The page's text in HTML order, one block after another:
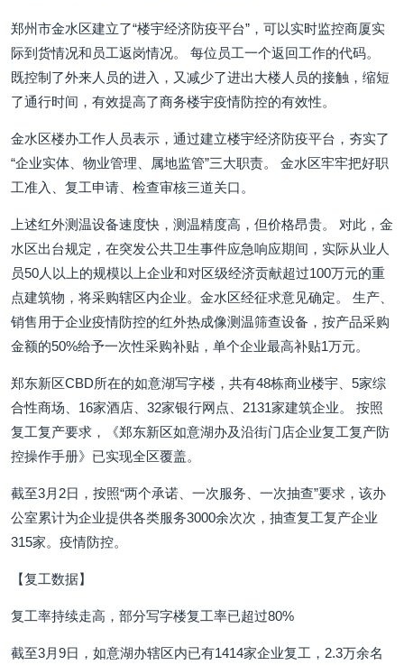
郑州市金水区建立了“楼宇经济防疫平台”，可以实时监控商厦实
际到货情况和员工返岗情况。 每位员工一个返回工作的代码。
既控制了外来人员的进入，又减少了进出大楼人员的接触，缩短
了通行时间，有效提高了商务楼宇疫情防控的有效性。
金水区楼办工作人员表示，通过建立楼宇经济防疫平台，夯实了
“企业实体、物业管理、属地监管”三大职责。 金水区牢牢把好职
工准入、复工申请、检查审核三道关口。
上述红外测温设备速度快，测温精度高，但价格昂贵。 对此，金
水区出台规定，在突发公共卫生事件应急响应期间，实际从业人
员50人以上的规模以上企业和对区级经济贡献超过100万元的重
点建筑物，将采购辖区内企业。金水区经征求意见确定。 生产、
销售用于企业疫情防控的红外热成像测温筛查设备，按产品采购
金额的50%给予一次性采购补贴，单个企业最高补贴1万元。
郑东新区CBD所在的如意湖写字楼，共有48栋商业楼宇、5家综
合性商场、16家酒店、32家银行网点、2131家建筑企业。 按照
复工复产要求，《郑东新区如意湖办及沿街门店企业复工复产防
控操作手册》已实现全区覆盖。
截至3月2日，按照“两个承诺、一次服务、一次抽查”要求，该办
公室累计为企业提供各类服务3000余次次，抽查复工复产企业
315家。疫情防控。
【复工数据】
复工率持续走高，部分写字楼复工率已超过80%
截至3月9日，如意湖办辖区内已有1414家企业复工，2.3万余名